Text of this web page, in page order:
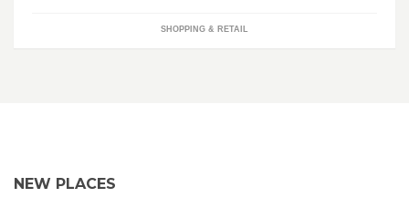
SHOPPING & RETAIL
NEW PLACES